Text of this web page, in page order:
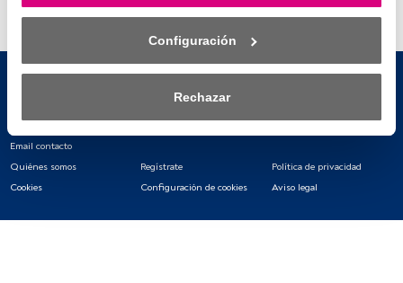
privacidad» que aparece en la parte inferior de la página
la izquierda de la página web). Tus opciones tendrán
saber más, consulta nuestra política de privacidad.
datos para proporcionar:
activamente las características del dispositivo para su
identificación. Almacenar la información en un dispositivo
Configuración
Rechazar
Email contacto
Quiénes somos
Regístrate
Política de privacidad
Cookies
Configuración de cookies Aviso legal